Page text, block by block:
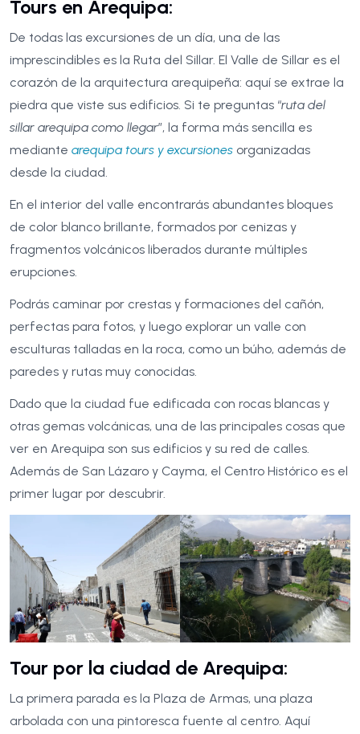
Tours en Arequipa:
De todas las excursiones de un día, una de las
imprescindibles es la Ruta del Sillar. El Valle de Sillar es el
corazón de la arquitectura arequipeña: aquí se extrae la
piedra que viste sus edificios. Si te preguntas “ruta del
sillar arequipa como llegar”, la forma más sencilla es
mediante arequipa tours y excursiones organizadas
desde la ciudad.
En el interior del valle encontrarás abundantes bloques
de color blanco brillante, formados por cenizas y
fragmentos volcánicos liberados durante múltiples
erupciones.
Podrás caminar por crestas y formaciones del cañón,
perfectas para fotos, y luego explorar un valle con
esculturas talladas en la roca, como un búho, además de
paredes y rutas muy conocidas.
Dado que la ciudad fue edificada con rocas blancas y
otras gemas volcánicas, una de las principales cosas que
ver en Arequipa son sus edificios y su red de calles.
Además de San Lázaro y Cayma, el Centro Histórico es el
primer lugar por descubrir.
Tour por la ciudad de Arequipa:
La primera parada es la Plaza de Armas, una plaza
arbolada con una pintoresca fuente al centro. Aquí